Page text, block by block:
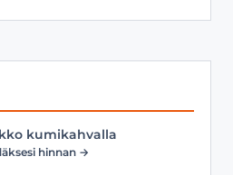
kumikahvalla
hinnan →